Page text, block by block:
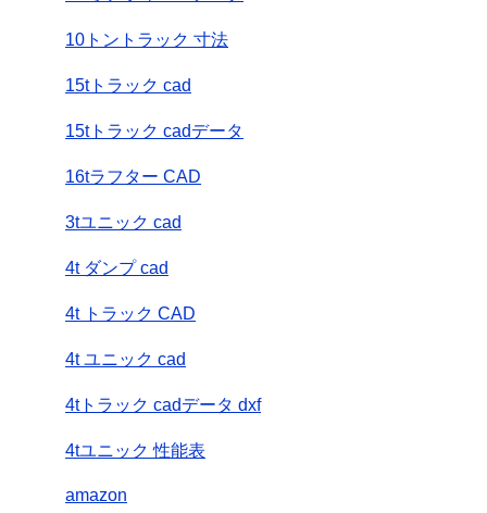
10トントラック 寸法
15tトラック cad
15tトラック cadデータ
16tラフター CAD
3tユニック cad
4t ダンプ cad
4t トラック CAD
4t ユニック cad
4tトラック cadデータ dxf
4tユニック 性能表
amazon